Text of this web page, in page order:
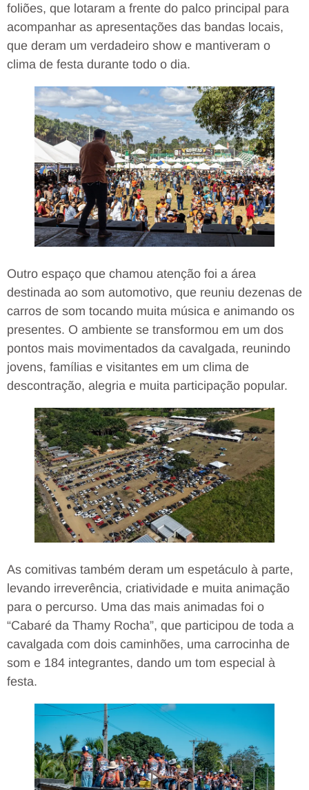
foliões, que lotaram a frente do palco principal para
acompanhar as apresentações das bandas locais,
que deram um verdadeiro show e mantiveram o
clima de festa durante todo o dia.
Outro espaço que chamou atenção foi a área
destinada ao som automotivo, que reuniu dezenas de
carros de som tocando muita música e animando os
presentes. O ambiente se transformou em um dos
pontos mais movimentados da cavalgada, reunindo
jovens, famílias e visitantes em um clima de
descontração, alegria e muita participação popular.
As comitivas também deram um espetáculo à parte,
levando irreverência, criatividade e muita animação
para o percurso. Uma das mais animadas foi o
“Cabaré da Thamy Rocha”, que participou de toda a
cavalgada com dois caminhões, uma carrocinha de
som e 184 integrantes, dando um tom especial à
festa.